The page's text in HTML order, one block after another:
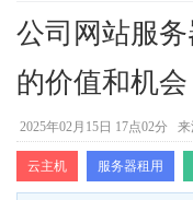
公司网站服
的价值和机会
2025年02月15日 17点02分
云主机 服务器租用